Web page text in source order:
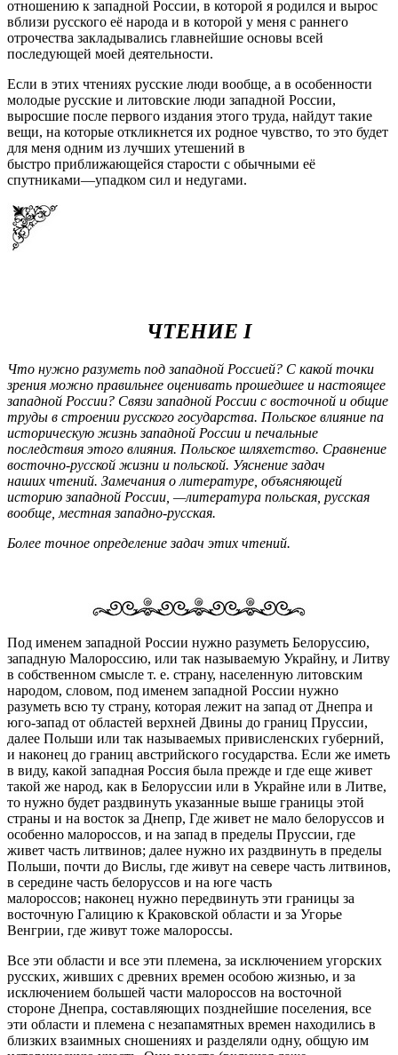
отношению к западной России, в которой я родился и вырос
вблизи русского её народа и в которой у меня с раннего
отрочества закладывались главнейшие основы всей
последующей моей деятельности.
Если в этих чтениях русские люди вообще, а в особенности
молодые русские и литовские люди западной России,
выросшие после первого издания этого труда, найдут такие
вещи, на которые откликнется их родное чувство, то это будет
для меня одним из лучших утешений в
быстро приближающейся старости с обычными её
спутниками—упадком сил и недугами.
ЧТЕНИЕ I
Что нужно разуметь под западной Россией? С какой точки
зрения можно правильнее оценивать прошедшее и настоящее
западной России? Связи западной России с восточной и общие
труды в строении русского государства. Польское влияние па
историческую жизнь западной России и печальные
последствия этого влияния. Польское шляхетство. Сравнение
восточно-русской жизни и польской. Уяснение задач
наших чтений. Замечания о литературе, объясняющей
историю западной России, —литература польская, русская
вообще, местная западно-русская.
Более точное определение задач этих чтений.
Под именем западной России нужно разуметь Белоруссию,
западную Малороссию, или так называемую Украйну, и Литву
в собственном смысле т. е. страну, населенную литовским
народом, словом, под именем западной России нужно
разуметь всю ту страну, которая лежит на запад от Днепра и
юго-запад от областей верхней Двины до границ Пруссии,
далее Польши или так называемых привисленских губерний,
и наконец до границ австрийского государства. Если же иметь
в виду, какой западная Россия была прежде и где еще живет
такой же народ, как в Белоруссии или в Украйне или в Литве,
то нужно будет раздвинуть указанные выше границы этой
страны и на восток за Днепр, Где живет не мало белоруссов и
особенно малороссов, и на запад в пределы Пруссии, где
живет часть литвинов; далее нужно их раздвинуть в пределы
Польши, почти до Вислы, где живут на севере часть литвинов,
в середине часть белоруссов и на юге часть
малороссов; наконец нужно передвинуть эти границы за
восточную Галицию к Краковской области и за Угорье
Венгрии, где живут тоже малороссы.
Все эти области и все эти племена, за исключением угорских
русских, живших с древних времен особою жизнью, и за
исключением большей части малороссов на восточной
стороне Днепра, составляющих позднейшие поселения, все
эти области и племена с незапамятных времен находились в
близких взаимных сношениях и разделяли одну, общую им